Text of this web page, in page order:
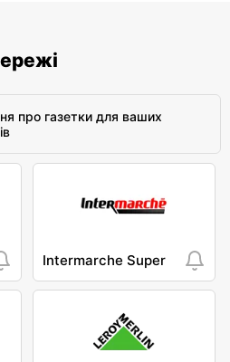
про газетки для ваших
Intermarche Super